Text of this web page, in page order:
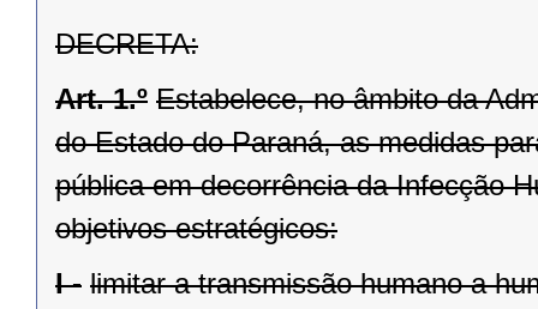
DECRETA:
Art. 1.º Estabelece, no âmbito da
do Estado do Paraná, as medidas
pública em decorrência da Infecção
objetivos estratégicos:
I - limitar a transmissão humano a